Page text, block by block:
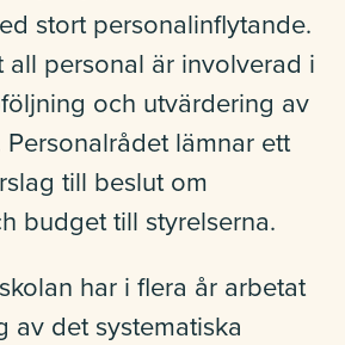
stort personalinflytande.
all personal är involverad i
och utvärdering av
lämnar ett
till beslut om
budget till styrelserna.
har i flera år arbetat
av det systematiska